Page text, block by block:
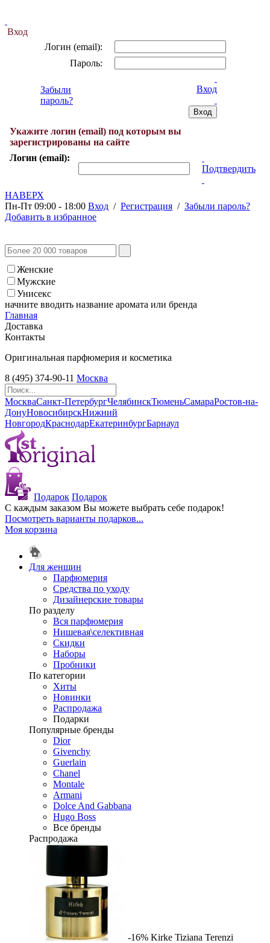
Вход
Логин (email):
Пароль:
Забыли
пароль?
Вход
Укажите логин (email) под которым вы
зарегистрированы на сайте
Логин (email):
Подтвердить
НАВЕРХ
Пн-Пт 09:00 - 18:00 Вход / Регистрация / Забыли пароль?
Добавить в избранное
Женские
Мужские
Унисекс
начните вводить название аромата или бренда
Главная
Доставка
Контакты
Оригинальная парфюмерия и косметика
8 (495) 374-90-11 Москва
МоскваСанкт-ПетербургЧелябинскТюменьСамараРостов-на-
ДонуНовосибирскНижний
НовгородКраснодарЕкатеринбургБарнаул
Подарок Подарок
С каждым заказом Вы можете выбрать себе подарок!
Посмотреть варианты подарков...
Моя корзина
Для женщин
Парфюмерия
Средства по уходу
Дизайнерские товары
По разделу
Вся парфюмерия
Нишевая\селективная
Скидки
Наборы
Пробники
По категории
Хиты
Новинки
Распродажа
Подарки
Популярные бренды
Dior
Givenchy
Guerlain
Chanel
Montale
Armani
Dolce And Gabbana
Hugo Boss
Все бренды
Распродажа
-16% Kirke Tiziana Terenzi